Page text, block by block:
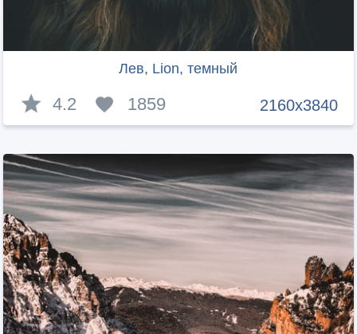
Лев, Lion, темный
2160x3840
4.2 1859